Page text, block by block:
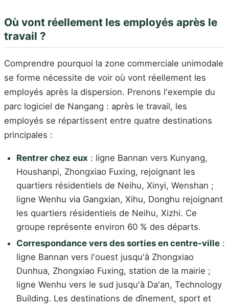
Où vont réellement les employés après le
travail ?
Comprendre pourquoi la zone commerciale unimodale
se forme nécessite de voir où vont réellement les
employés après la dispersion. Prenons l'exemple du
parc logiciel de Nangang : après le travail, les
employés se répartissent entre quatre destinations
principales :
Rentrer chez eux : ligne Bannan vers Kunyang,
Houshanpi, Zhongxiao Fuxing, rejoignant les
quartiers résidentiels de Neihu, Xinyi, Wenshan ;
ligne Wenhu via Gangxian, Xihu, Donghu rejoignant
les quartiers résidentiels de Neihu, Xizhi. Ce
groupe représente environ 60 % des départs.
Correspondance vers des sorties en centre-ville :
ligne Bannan vers l'ouest jusqu'à Zhongxiao
Dunhua, Zhongxiao Fuxing, station de la mairie ;
ligne Wenhu vers le sud jusqu'à Da'an, Technology
Building. Les destinations de dînement, sport et